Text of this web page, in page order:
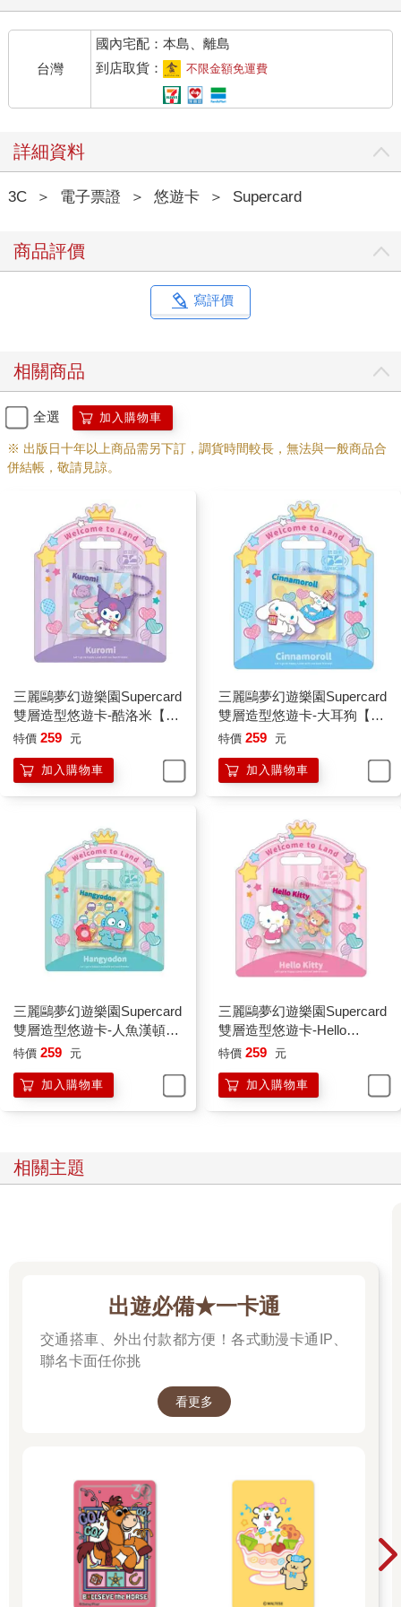
台灣
國內宅配：本島、離島
到店取貨：
不限金額免運費
詳細資料
3C ＞ 電子票證 ＞ 悠遊卡 ＞ Supercard
商品評價
寫評價
相關商品
全選 加入購物車
※ 出版日十年以上商品需另下訂，調貨時間較長，無法與一般商品合
併結帳，敬請見諒。
三麗鷗夢幻遊樂園Supercard
雙層造型悠遊卡-酷洛米【受
託代銷】
特價 259 元
加入購物車
三麗鷗夢幻遊樂園Supercard
雙層造型悠遊卡-大耳狗【受
託代銷】
特價 259 元
加入購物車
三麗鷗夢幻遊樂園Supercard
雙層造型悠遊卡-人魚漢頓
【受託代銷】
特價 259 元
加入購物車
三麗鷗夢幻遊樂園Supercard
雙層造型悠遊卡-Hello
Kitty【受託代銷】
特價 259 元
加入購物車
相關主題
出遊必備★一卡通
交通搭車、外出付款都方便！各式動漫卡通IP、
聯名卡面任你挑
看更多